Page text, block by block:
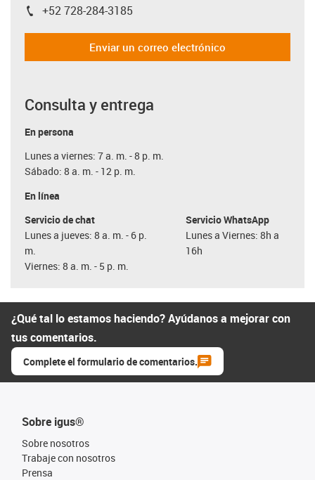
igus-icon-phone
+52 728-284-3185
Enviar un correo electrónico
Consulta y entrega
En persona
Lunes a viernes: 7 a. m. - 8 p. m.
Sábado: 8 a. m. - 12 p. m.
En línea
Servicio de chat
Lunes a jueves: 8 a. m. - 6 p.
m.
Viernes: 8 a. m. - 5 p. m.
Servicio WhatsApp
Lunes a Viernes: 8h a
16h
¿Qué tal lo estamos haciendo? Ayúdanos a mejorar con
tus comentarios.
Complete el formulario de comentarios.
Sobre igus®
Sobre nosotros
Trabaje con nosotros
Prensa